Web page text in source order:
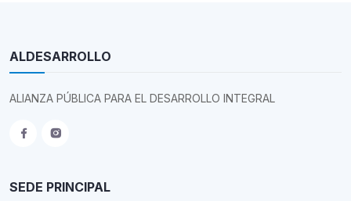
ALDESARROLLO
ALIANZA PÚBLICA PARA EL DESARROLLO INTEGRAL
SEDE PRINCIPAL